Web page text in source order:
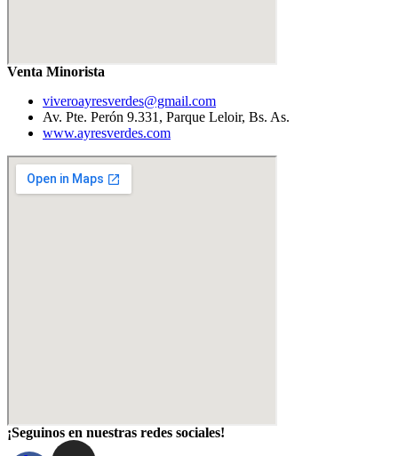
Venta Minorista
viveroayresverdes@gmail.com
Av. Pte. Perón 9.331, Parque Leloir, Bs. As.
www.ayresverdes.com
¡Seguinos en nuestras redes sociales!